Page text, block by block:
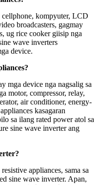
cellphone, kompyuter, LCD
broadcasters, gagmay
ug rice cooker giisip nga
wave inverters
device.
mga device nga nagsalig sa
motor, compressor, relay,
air conditioner, energy-
kasagaran
sa ilang rated power atol sa
sine wave inverter ang
appliances, sama sa
sine wave inverter. Apan,